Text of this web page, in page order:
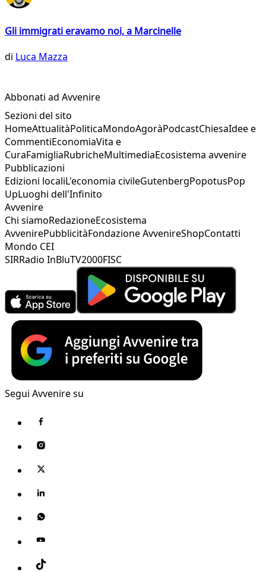
Gli immigrati eravamo noi, a Marcinelle
di Luca Mazza
Abbonati ad Avvenire
Sezioni del sito
HomeAttualitàPoliticaMondoAgoràPodcastChiesaIdee e
CommentiEconomiaVita e
CuraFamigliaRubricheMultimediaEcosistema avvenire
Pubblicazioni
Edizioni localiL'economia civileGutenbergPopotusPop
UpLuoghi dell'Infinito
Avvenire
Chi siamoRedazioneEcosistema
AvvenirePubblicitàFondazione AvvenireShopContatti
Mondo CEI
SIRRadio InBluTV2000FISC
Segui Avvenire su